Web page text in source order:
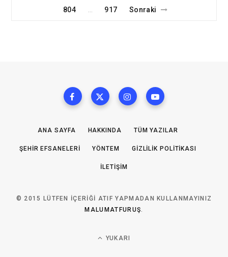
804
… 917 Sonraki
ANA SAYFA HAKKINDA TÜM YAZILAR
ŞEHIR EFSANELERI YÖNTEM GIZLILIK POLITIKASI
İLETIŞIM
© 2015 LÜTFEN IÇERIĞI ATIF YAPMADAN KULLANMAYINIZ
MALUMATFURUŞ.
YUKARI